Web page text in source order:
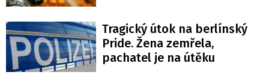
Tragický útok na berlínský
Pride. Žena zemřela,
pachatel je na útěku